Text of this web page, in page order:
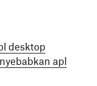
desktop
apl